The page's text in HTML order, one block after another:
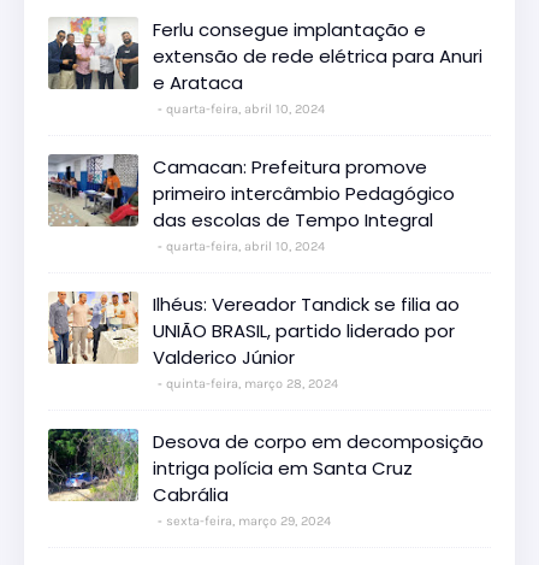
Ferlu consegue implantação e
extensão de rede elétrica para Anuri
e Arataca
quarta-feira, abril 10, 2024
Camacan: Prefeitura promove
primeiro intercâmbio Pedagógico
das escolas de Tempo Integral
quarta-feira, abril 10, 2024
Ilhéus: Vereador Tandick se filia ao
UNIÃO BRASIL, partido liderado por
Valderico Júnior
quinta-feira, março 28, 2024
Desova de corpo em decomposição
intriga polícia em Santa Cruz
Cabrália
sexta-feira, março 29, 2024